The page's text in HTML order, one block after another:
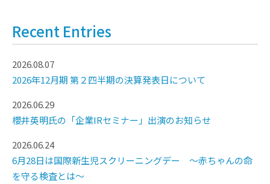
Recent Entries
2026.08.07
2026年12月期 第２四半期の決算発表日について
2026.06.29
櫻井英明氏の「企業IRセミナー」出演のお知らせ
2026.06.24
6月28日は国際新生児スクリーニングデー ～赤ちゃんの命
を守る検査とは～